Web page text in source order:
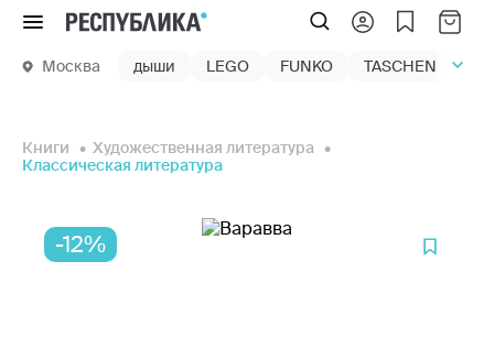
Меню
Москва дыши LEGO FUNKO TASCHEN
Книги
Художественная литература
Классическая литература
-12%